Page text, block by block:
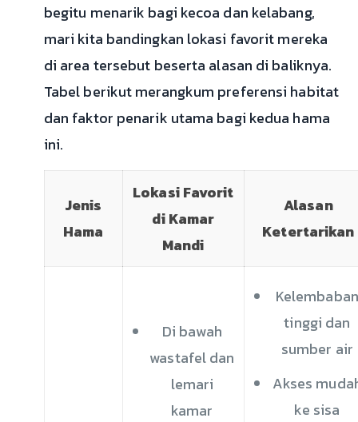
begitu menarik bagi kecoa dan kelabang,
mari kita bandingkan lokasi favorit mereka
di area tersebut beserta alasan di baliknya.
Tabel berikut merangkum preferensi habitat
dan faktor penarik utama bagi kedua hama
ini.
Jenis
Hama
Lokasi Favorit
di Kamar
Mandi
Alasan
Ketertarikan
Di bawah
wastafel dan
lemari
kamar
Kelembaban
tinggi dan
sumber air
Akses
ke sisa